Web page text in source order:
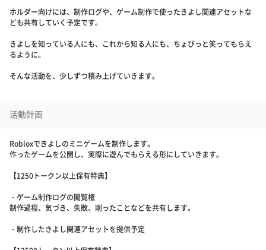
ホルダー向けには、制作ログや、ゲーム制作で使ったきよし関連アセットな
ども共有していく予定です。
きよしを知っている人にも、これから知る人にも、ちょびっと笑ってもらえ
るように。
そんな活動を、少しずつ積み上げていきます。
活動計画
Robloxできよしのミニゲームを制作します。
作ったゲームを公開し、実際に遊んでもらえる形にしていきます。
【1250トークン以上保有特典】
・ゲーム制作ログの閲覧権
制作過程、気づき、失敗、削ったことなどを共有します。
・制作したきよし関連アセットを提供予定